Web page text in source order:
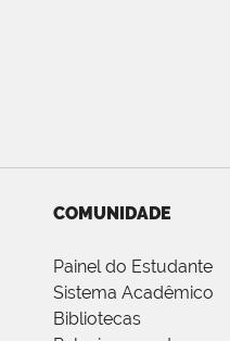
COMUNIDADE
Painel do Estudante
Sistema Acadêmico
Bibliotecas